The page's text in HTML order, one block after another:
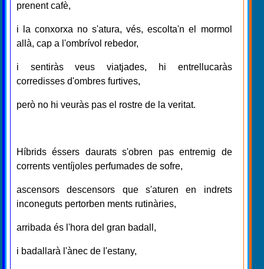
prenent cafè,
i la conxorxa no s'atura, vés, escolta'n el mormol
allà, cap a l'ombrívol rebedor,
i sentiràs veus viatjades, hi entrellucaràs
corredisses d'ombres furtives,
però no hi veuràs pas el rostre de la veritat.
Híbrids éssers daurats s'obren pas entremig de
corrents ventíjoles perfumades de sofre,
ascensors descensors que s'aturen en indrets
inconeguts pertorben ments rutinàries,
arribada és l'hora del gran badall,
i badallarà l'ànec de l'estany,